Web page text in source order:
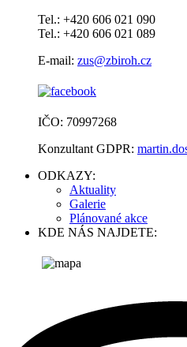
Tel.: +420 606 021 090
Tel.: +420 606 021 089
E-mail: zus@zbiroh.cz
IČO: 70997268
Konzultant GDPR:
ODKAZY:
Aktuality
Galerie
Plánované akce
KDE NÁS NAJDETE: